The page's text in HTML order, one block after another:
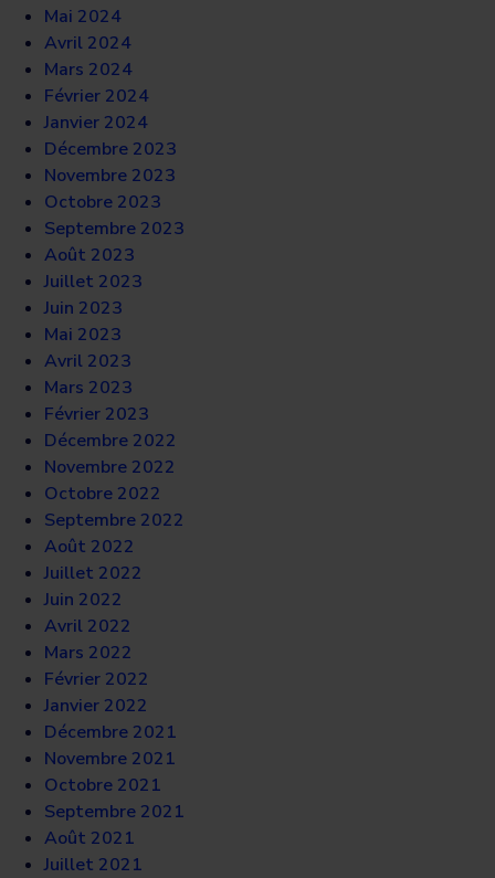
Mai 2024
Avril 2024
Mars 2024
Février 2024
Janvier 2024
Décembre 2023
Novembre 2023
Octobre 2023
Septembre 2023
Août 2023
Juillet 2023
Juin 2023
Mai 2023
Avril 2023
Mars 2023
Février 2023
Décembre 2022
Novembre 2022
Octobre 2022
Septembre 2022
Août 2022
Juillet 2022
Juin 2022
Avril 2022
Mars 2022
Février 2022
Janvier 2022
Décembre 2021
Novembre 2021
Octobre 2021
Septembre 2021
Août 2021
Juillet 2021